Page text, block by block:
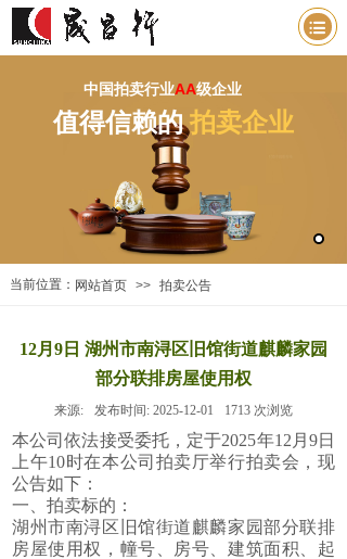
中国拍卖行业AA级企业
值得信赖的拍卖企业
网站首页 >> 拍卖公告
当前位置：
12月9日 湖州市南浔区旧馆街道麒麟家园
部分联排房屋使用权
来源: 发布时间: 2025-12-01 1713 次浏览
本公司依法接受委托，定于2025年12月9日
上午10时在本公司拍卖厅举行拍卖会，现
公告如下：
一、拍卖标的：
湖州市南浔区旧馆街道麒麟家园部分联排
房屋使用权，幢号、房号、建筑面积、起